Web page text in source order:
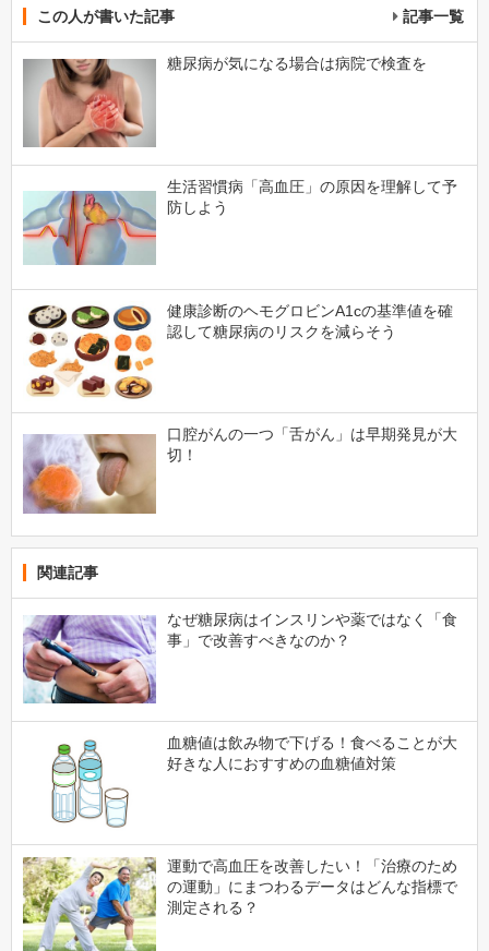
この人が書いた記事 記事一覧
糖尿病が気になる場合は病院で検査を
生活習慣病「高血圧」の原因を理解して予
防しよう
健康診断のヘモグロビンA1cの基準値を確
認して糖尿病のリスクを減らそう
口腔がんの一つ「舌がん」は早期発見が大
切！
関連記事
なぜ糖尿病はインスリンや薬ではなく「食
事」で改善すべきなのか？
血糖値は飲み物で下げる！食べることが大
好きな人におすすめの血糖値対策
運動で高血圧を改善したい！「治療のため
の運動」にまつわるデータはどんな指標で
測定される？